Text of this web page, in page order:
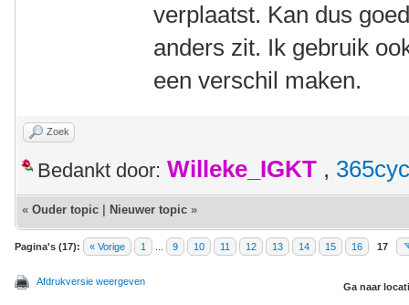
verplaatst. Kan dus
anders zit. Ik gebruik
een verschil maken.
Zoek
Bedankt door: Willeke_IGKT ,
« Ouder topic Nieuwer topic »
Pagina's (17): « Vorige 1 9 10 11 12 13 14 15 16 17
Afdrukversie weergeven Ga naar